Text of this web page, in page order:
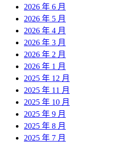
2026 年 6 月
2026 年 5 月
2026 年 4 月
2026 年 3 月
2026 年 2 月
2026 年 1 月
2025 年 12 月
2025 年 11 月
2025 年 10 月
2025 年 9 月
2025 年 8 月
2025 年 7 月